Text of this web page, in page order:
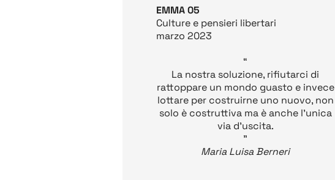
EMMA 05
Culture e pensieri libertari
marzo 2023
“
La nostra soluzione, rifiutarci di
rattoppare un mondo guasto e invece
lottare per costruirne uno nuovo, non
solo è costruttiva ma è anche l'unica
via d'uscita.
”
Maria Luisa Berneri